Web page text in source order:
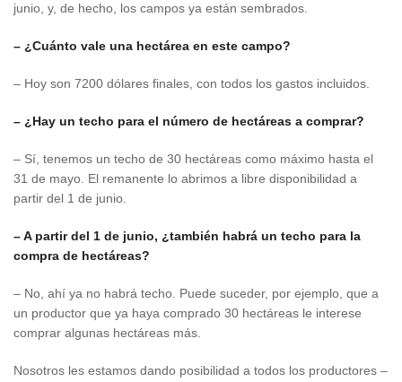
junio, y, de hecho, los campos ya están sembrados.
– ¿Cuánto vale una hectárea en este campo?
– Hoy son 7200 dólares finales, con todos los gastos incluidos.
– ¿Hay un techo para el número de hectáreas a comprar?
– Sí, tenemos un techo de 30 hectáreas como máximo hasta el
31 de mayo. El remanente lo abrimos a libre disponibilidad a
partir del 1 de junio.
– A partir del 1 de junio, ¿también habrá un techo para la
compra de hectáreas?
– No, ahí ya no habrá techo. Puede suceder, por ejemplo, que a
un productor que ya haya comprado 30 hectáreas le interese
comprar algunas hectáreas más.
Nosotros les estamos dando posibilidad a todos los productores –